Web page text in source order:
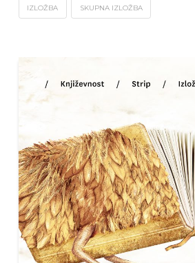
IZLOŽBA SKUPNA IZLOŽBA